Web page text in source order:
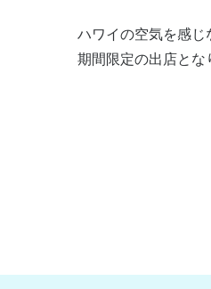
ハワイの空気を感じ
期間限定の出店とな